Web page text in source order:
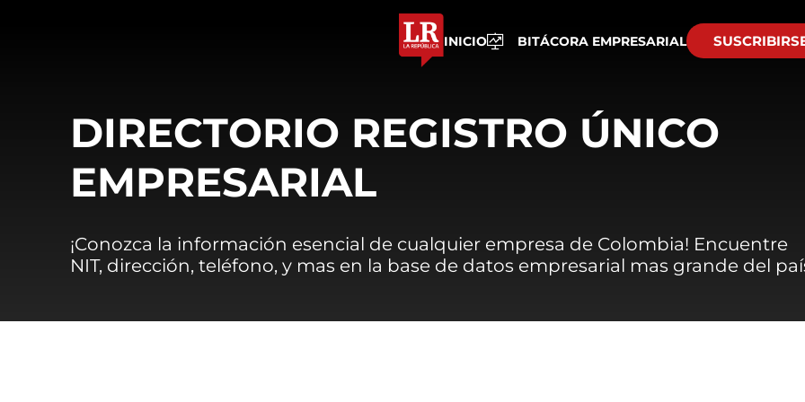
INICIO BITÁCORA EMPRESARIAL
DIRECTORIO REGISTRO ÚNICO
EMPRESARIAL
¡Conozca la información esencial de cualquier empresa de Colombia! Encuentre
NIT, dirección, teléfono, y mas en la base de datos empresarial mas grande del